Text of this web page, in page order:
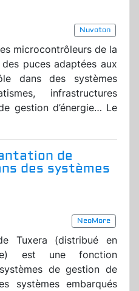
Nuvoton
microcontrôleurs de la
puces adaptées aux
dans des systèmes
infrastructures
gestion d’énergie… Le
de
des systèmes
NeoMore
Tuxera (distribué en
est une fonction
de gestion de
systèmes embarqués